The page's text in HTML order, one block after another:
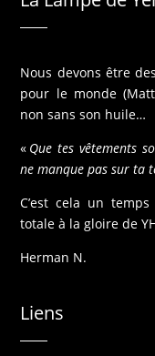
Nous devons être
pour le monde
non sans son huile…
« Que tes vêtements
ne manque pas sur ta
C’est cela un
totale à la gloire de
Herman N.
Liens